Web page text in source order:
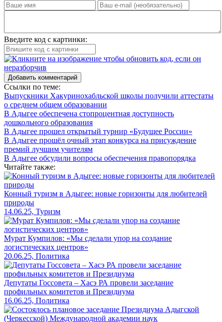
Введите код с картинки:
Добавить комментарий
Ссылки по теме:
Выпускники Хакуринохабльской школы получили аттестаты
о среднем общем образовании
В Адыгее обеспечена стопроцентная доступность
дошкольного образования
В Адыгее прошел открытый турнир «Будущее России»
В Адыгее прошёл очный этап конкурса на присуждение
премий лучшим учителям
В Адыгее обсудили вопросы обеспечения правопорядка
Читайте также:
Конный туризм в Адыгее: новые горизонты для любителей
природы
14.06.25, Туризм
Мурат Кумпилов: «Мы сделали упор на создание
логистических центров»
20.06.25, Политика
Депутаты Госсовета – Хасэ РА провели заседание
профильных комитетов и Президиума
16.06.25, Политика